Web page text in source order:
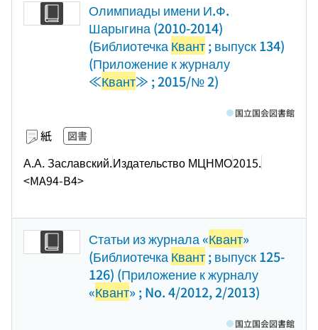
Олимпиады имени И.Ф.
Шарыгина (2010-2014)
(БиблиотечкаКвант; выпуск 134)
(Приложение к журналу
≪Квант≫ ; 2015/№ 2)
紙 図書
А.А. Заславский.Издательство МЦНМО2015.
<MA94-B4>
国立国会図書館
Статьи из журнала «Квант»
(БиблиотечкаКвант; выпуск 125-
126) (Приложение к журналу
«Квант» ; No. 4/2012, 2/2013)
国立国会図書館